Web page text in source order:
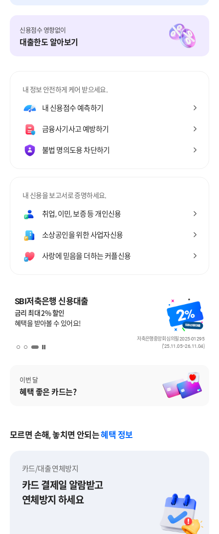
신용점수 영향없이
대출한도 알아보기
내 정보 안전하게 케어 받으세요.
내 신용점수 예측하기
금융사기사고 예방하기
불법 명의도용 차단하기
내 신용을 보고서로 증명하세요.
취업, 이민, 보증 등 개인신용
소상공인을 위한 사업자신용
사랑에 믿음을 더하는 커플신용
SBI저축은행 신용대출
금리 최대 2% 할인
혜택을 받아볼 수 있어요!
저축은행중앙회 심의필 2025-01295
('25.11.05~26.11.04)
배너 일시 정지
이번 달
혜택 좋은 카드는?
모르면 손해, 놓치면 안되는혜택 정보
카드/대출 연체방지
카드 결제일 알람받고
연체방지 하세요